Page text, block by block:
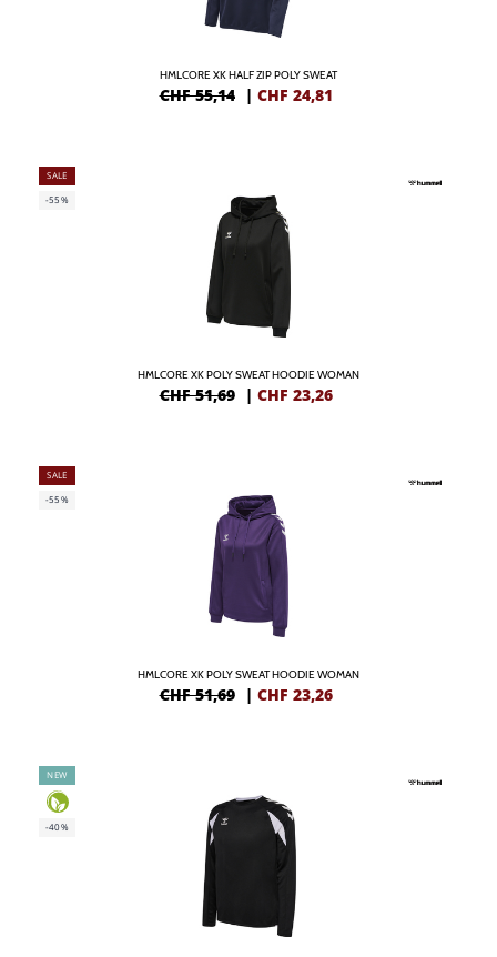
HMLCORE XK HALF ZIP POLY SWEAT
CHF 55,14 | CHF 24,81
SALE
-55%
HMLCORE XK POLY SWEAT HOODIE WOMAN
CHF 51,69 | CHF 23,26
SALE
-55%
HMLCORE XK POLY SWEAT HOODIE WOMAN
CHF 51,69 | CHF 23,26
NEW
-40%